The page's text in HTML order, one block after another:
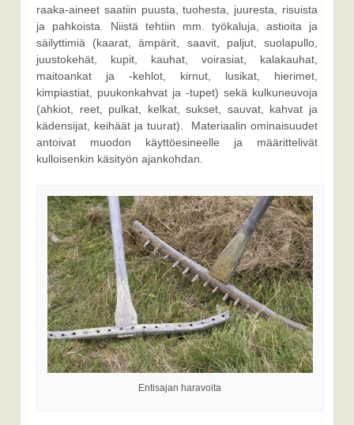
raaka-aineet saatiin puusta, tuohesta, juuresta, risuista
ja pahkoista. Niistä tehtiin mm. työkaluja, astioita ja
säilyttimiä (kaarat, ämpärit, saavit, paljut, suolapullo,
juustokehät, kupit, kauhat, voirasiat, kalakauhat,
maitoankat ja -kehlot, kirnut, lusikat, hierimet,
kimpiastiat, puukonkahvat ja -tupet) sekä kulkuneuvoja
(ahkiot, reet, pulkat, kelkat, sukset, sauvat, kahvat ja
kädensijat, keihäät ja tuurat). Materiaalin ominaisuudet
antoivat muodon käyttöesineelle ja määrittelivät
kulloisenkin käsityön ajankohdan.
Entisajan haravoita